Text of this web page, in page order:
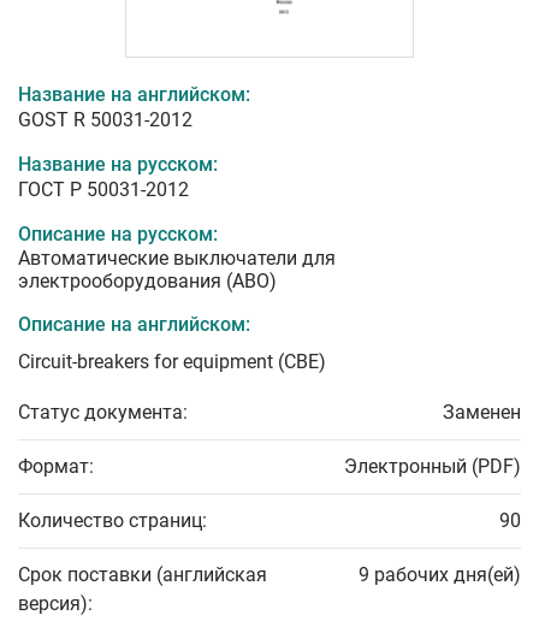
Название на английском:
GOST R 50031-2012
Название на русском:
ГОСТ Р 50031-2012
Описание на русском:
Автоматические выключатели для
электрооборудования (АВО)
Описание на английском:
Circuit-breakers for equipment (CBE)
Статус документа: Заменен
Формат: Электронный (PDF)
Количество страниц: 90
Срок поставки (английская
версия):
9 рабочих дня(ей)